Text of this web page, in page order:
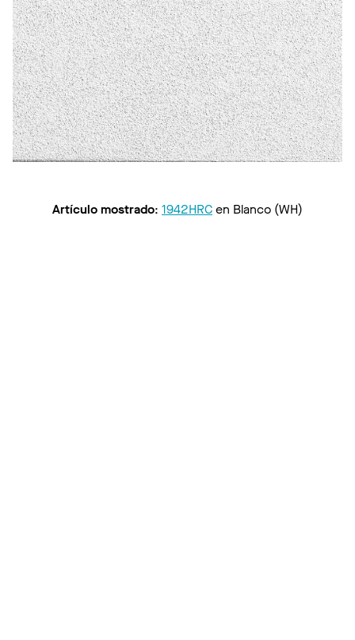
Artículo mostrado: 1942HRCen Blanco (WH)